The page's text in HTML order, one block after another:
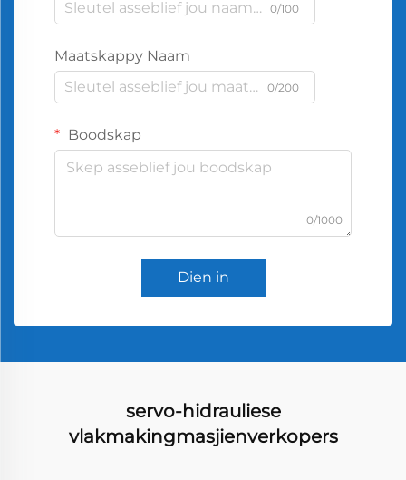
0/100
Maatskappy Naam
0/200
Boodskap
0/1000
Dien in
servo-hidrauliese
vlakmakingmasjienverkopers